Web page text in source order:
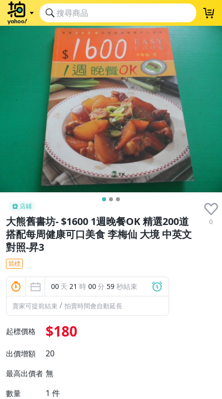
店鋪
大熊舊書坊- $1600 1週晚餐OK 精選200道
搭配每周健康可口美食 李梅仙 大境 中英文
對照-昇3
0
競標
00 天 21 時 00分 59 秒結束
賣家可提前結束 / 拍賣時間會自動延長
起標價格 $180
出價增額 20
最高出價者 無
數量 1 件